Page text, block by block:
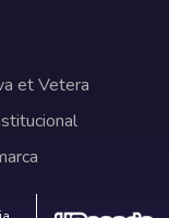
et Vetera